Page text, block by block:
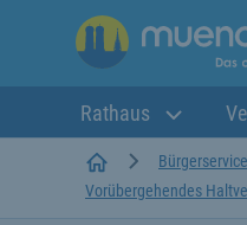
Rathaus
StartseiteBürgerservice
Vorübergehendes